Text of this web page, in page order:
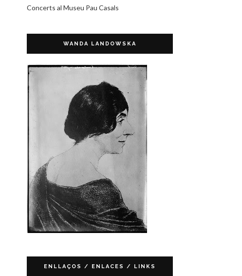
Concerts al Museu Pau Casals
WANDA LANDOWSKA
ENLLAÇOS / ENLACES / LINKS